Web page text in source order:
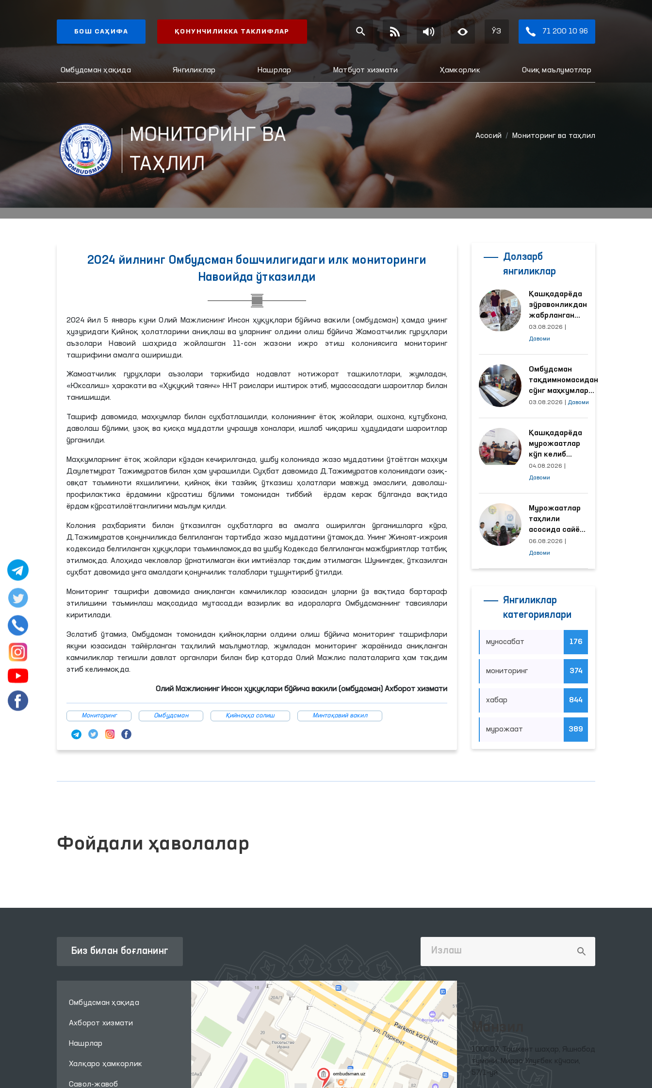
БОШ САҲИФА ҚОНУНЧИЛИККА ТАКЛИФЛАР ЎЗ 71 200 10 96
Омбудсман ҳақида Янгиликлар Нашрлар Матбуот хизмати Ҳамкорлик Очиқ маълумотлар
МОНИТОРИНГ ВА
ТАҲЛИЛ
Aсосий Мониторинг ва таҳлил
2024 йилнинг Омбудсман бошчилигидаги илк мониторинги
Навоийда ўтказилди
2024 йил 5 январь куни Олий Мажлиснинг Инсон ҳуқуқлари бўйича вакили (омбудсман) ҳамда унинг
ҳузуридаги Қийноқ ҳолатларини аниқлаш ва уларнинг олдини олиш бўйича Жамоатчилик гуруҳлари
аъзолари Навоий шаҳрида жойлашган 11-сон жазони ижро этиш колониясига мониторинг
ташрифини амалга оширишди.
Жамоатчилик гуруҳлари аъзолари таркибида нодавлат нотижорат ташкилотлари, жумладан,
«Юксалиш» ҳаракати ва «Ҳуқуқий таянч» ННТ раислари иштирок этиб, муассасадаги шароитлар билан
танишишди.
Ташриф давомида, маҳкумлар билан суҳбатлашилди, колониянинг ётоқ жойлари, ошхона, кутубхона,
даволаш бўлими, узоқ ва қисқа муддатли учрашув хоналари, ишлаб чиқариш ҳудудидаги шароитлар
ўрганилди.
Маҳкумларнинг ётоқ жойлари кўздан кечирилганда, ушбу колонияда жазо муддатини ўтаётган маҳкум
Даулетмурат Тажимуратов билан ҳам учрашилди. Суҳбат давомида Д.Тажимуратов колониядаги озиқ-
овқат таъминоти яхшилигини, қийноқ ёки тазйиқ ўтказиш ҳолатлари мавжуд эмаслиги, даволаш-
профилактика ёрдамини кўрсатиш бўлими томонидан тиббий ёрдам керак бўлганда вақтида
ёрдам кўрсатилаётганлигини маълум қилди.
Колония раҳбарияти билан ўтказилган суҳбатларга ва амалга оширилган ўрганишларга кўра,
Д.Тажимуратов қонунчиликда белгиланган тартибда жазо муддатини ўтамоқда. Унинг Жиноят-ижроия
кодексида белгиланган ҳуқуқлари таъминламоқда ва ушбу Кодексда белгиланган мажбуриятлар татбиқ
этилмоқда. Алоҳида чекловлар ўрнатилмаган ёки имтиёзлар тақдим этилмаган. Шунингдек, ўтказилган
суҳбат давомида унга амалдаги қонунчилик талаблари тушунтириб ўтилди.
Мониторинг ташрифи давомида аниқланган камчиликлар юзасидан уларни ўз вақтида бартараф
этилишини таъминлаш мақсадида мутасадди вазирлик ва идораларга Омбудсманнинг тавсиялари
киритилади.
Эслатиб ўтамиз, Омбудсман томонидан қийноқларни олдини олиш бўйича мониторинг ташрифлари
якуни юзасидан тайёрланган таҳлилий маълумотлар, жумладан мониторинг жараёнида аниқланган
камчиликлар тегишли давлат органлари билан бир қаторда Олий Мажлис палаталарига ҳам тақдим
этиб келинмоқда.
Олий Мажлиснинг Инсон ҳуқуқлари бўйича вакили (омбудсман) Ахборот хизмати
Мониторинг Омбудсман Қийноққа солиш Минтақавий вакил
Долзарб
янгиликлар
Қашқадарёда
зўравонликдан
жабрланган
аёлнинг ҳолати
Омбудсман
03.08.2026
Давоми
Омбудсман
тақдимномасидан
сўнг маҳкумлар
меҳнат қилаётган
яхшиланди
03.08.2026 Давоми
Қашқадарёда
мурожаатлар
кўп келиб
тушаётган
ҳудудлар
ишлаш йўлга
қўйилди
04.08.2026
Давоми
Мурожаатлар
таҳлили
асосида сайёр
қабул
ўтказиладиган
06.08.2026
Давоми
Янгиликлар
категориялари
муносабат 176
мониторинг 374
хабар 844
мурожаат 389
Фойдали ҳаволалар
Биз билан боғланинг
Омбудсман ҳақида
Ахборот хизмати
Нашрлар
Халқаро ҳамкорлик
Савол-жавоб
Манзил
100007, Тошкент шаҳар, Яшнобод
тумани, Мирзо Улуғбек кўчаси,
57/1-уй